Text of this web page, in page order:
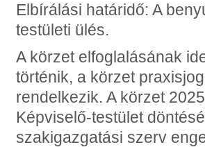
Elbírálási határidő: A
testületi ülés.
A körzet elfoglalásának
történik, a körzet
rendelkezik. A körzet
Képviselő-testület
szakigazgatási szerv